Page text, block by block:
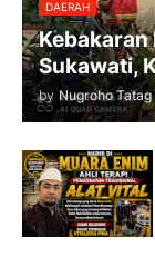
DAERAH
Kebakaran
Sukawati,
by Nugroho